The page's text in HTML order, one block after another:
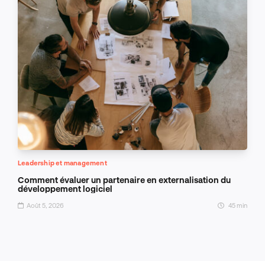
Leadership et management
Comment évaluer un partenaire en externalisation du
développement logiciel
Août 5, 2026 45 min